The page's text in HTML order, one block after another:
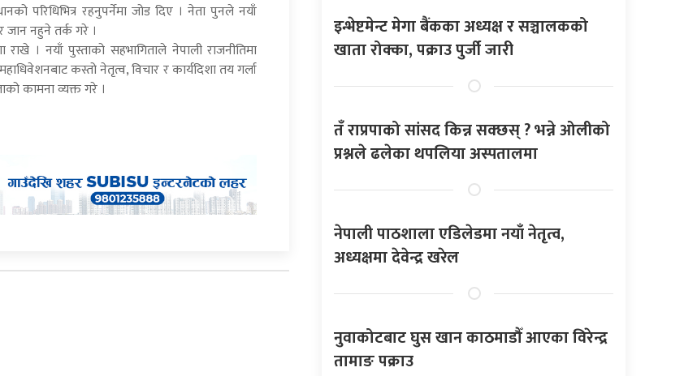
परिधिभित्र रहनुपर्नेमा जोड दिए । नेता पुनले नयाँ
जान नहुने तर्क गरे ।
राखे । नयाँ पुस्ताको सहभागिताले नेपाली राजनीतिमा
कस्तो नेतृत्व, विचार र कार्यदिशा तय गर्ला
कामना व्यक्त गरे ।
इन्भेष्टमेन्ट मेगा बैंकका अध्यक्ष र सञ्चालकको
खाता रोक्का, पक्राउ पुर्जी जारी
तँ राप्रपाको सांसद किन्न सक्छस् ? भन्ने ओलीको
प्रश्नले ढलेका थपलिया अस्पतालमा
नेपाली पाठशाला एडिलेडमा नयाँ नेतृत्व,
अध्यक्षमा देवेन्द्र खरेल
नुवाकोटबाट घुस खान काठमाडौँ आएका विरेन्द्र
तामाङ पक्राउ